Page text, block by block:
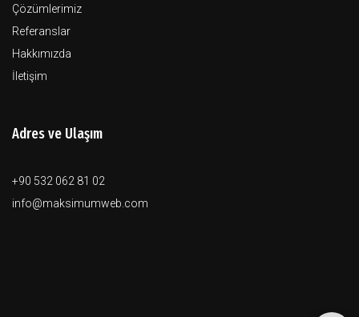
Çözümlerimiz
Referanslar
Hakkımızda
İletişim
Adres ve Ulaşım
+90 532 062 81 02
info@maksimumweb.com